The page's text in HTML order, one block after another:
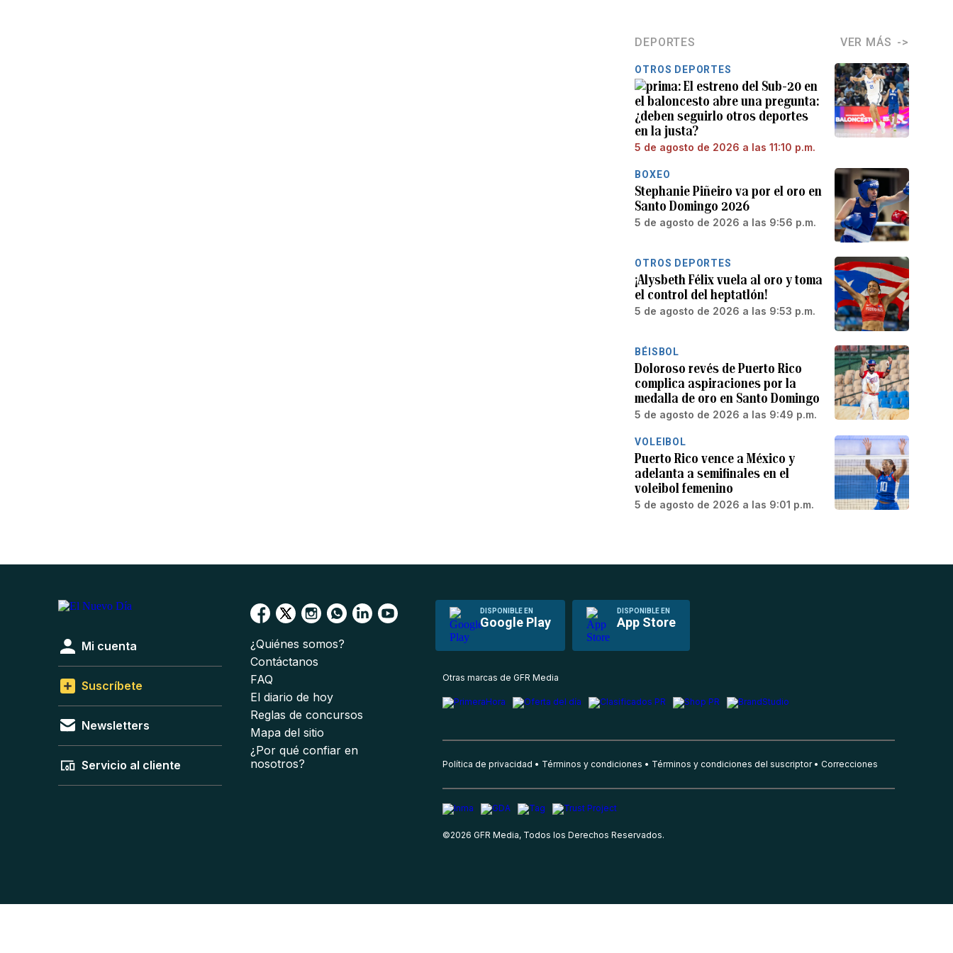
DEPORTES VER MÁS
OTROS DEPORTES
El estreno del Sub-20 en
el baloncesto abre una pregunta:
¿deben seguirlo otros deportes
en la justa?
5 de agosto de 2026 a las 11:10 p.m.
BOXEO
Stephanie Piñeiro va por el oro en
Santo Domingo 2026
5 de agosto de 2026 a las 9:56 p.m.
OTROS DEPORTES
¡Alysbeth Félix vuela al oro y toma
el control del heptatlón!
5 de agosto de 2026 a las 9:53 p.m.
BÉISBOL
Doloroso revés de Puerto Rico
complica aspiraciones por la
medalla de oro en Santo Domingo
5 de agosto de 2026 a las 9:49 p.m.
VOLEIBOL
Puerto Rico vence a México y
adelanta a semifinales en el
voleibol femenino
5 de agosto de 2026 a las 9:01 p.m.
DISPONIBLE EN
Google Play
DISPONIBLE EN
App Store
Mi cuenta
Suscríbete
Newsletters
Servicio al cliente
¿Quiénes somos?
Contáctanos
FAQ
El diario de hoy
Reglas de concursos
Mapa del sitio
¿Por qué confiar en
nosotros?
Otras marcas de GFR Media
Política de privacidad Términos y condiciones Términos y condiciones del suscriptor Correcciones
©2026 GFR Media, Todos los Derechos Reservados.